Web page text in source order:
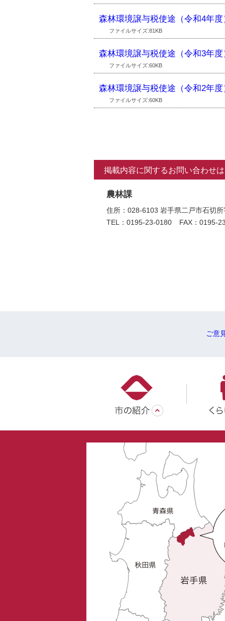
森林環境譲与税使途（令和4年度
ファイルサイズ:81KB
森林環境譲与税使途（令和3年度
ファイルサイズ:60KB
森林環境譲与税使途（令和2年度
ファイルサイズ:60KB
掲載内容に関するお問い合わせ
農林課
住所：028-6103 岩手県二戸市石切
TEL：0195-23-0180
FAX：0195-
ご意